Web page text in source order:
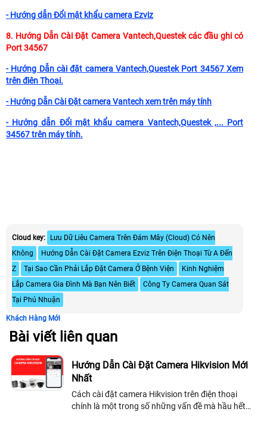
- Hướng dẫn Đổi mật khẩu camera Ezviz
8. Hướng Dẫn Cài Đặt Camera Vantech,Questek các đầu ghi có
Port 34567
- Hướng Dẫn cài đặt camera Vantech,Questek Port 34567 Xem
trên điên Thoại.
- Hướng Dẫn Cài Đặt camera Vantech xem trên máy tính
- Hướng dẫn Đổi mật khẩu camera Vantech,Questek ,... Port
34567 trên máy tính.
Cloud key:
Lưu Dữ Liêu Camera Trên Đám Mây (Cloud) Có Nên
Không
Hướng Dẫn Cài Đặt Camera Ezviz Trên Điện Thoại Từ A Đến
Z
Tại Sao Cần Phải Lắp Đặt Camera Ở Bệnh Viện
Kinh Nghiệm
Lắp Camera Gia Đình Mà Bạn Nên Biết
Công Ty Camera Quan Sát
Tại Phú Nhuận
Khách Hàng Mới
Bài viết liên quan
Hướng Dẫn Cài Đặt Camera Hikvision Mới
Nhất
Cách cài đặt camera Hikvision trên điện thoại
chính là một trong số những vấn đề mà hầu hết